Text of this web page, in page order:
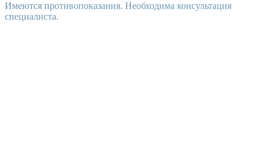
Имеются противопоказания. Необходима консультация
специалиста.